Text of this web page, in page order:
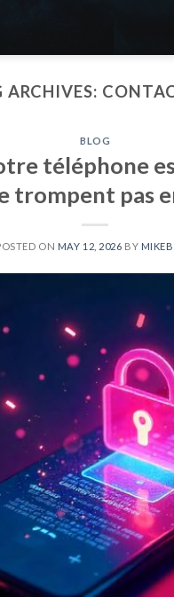
ARCHIVES:
BLOG
téléphone
trompent pas
ON MAY 12, 2026 BY